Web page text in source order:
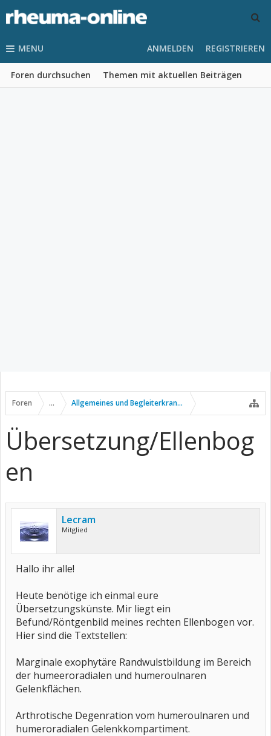
MENU
Foren durchsuchen Themen mit aktuellen Beiträgen
ANMELDEN REGISTRIEREN
Foren ... Allgemeines und Begleiterkrankungen
Übersetzung/Ellenbog
en
Lecram
Mitglied
Hallo ihr alle!
Heute benötige ich einmal eure
Übersetzungskünste. Mir liegt ein
Befund/Röntgenbild meines rechten Ellenbogen vor.
Hier sind die Textstellen:
Marginale exophytäre Randwulstbildung im Bereich
der humeeroradialen und humeroulnaren
Gelenkflächen.
Arthrotische Degenration vom humeroulnaren und
humeroradialen Gelenkkompartiment.